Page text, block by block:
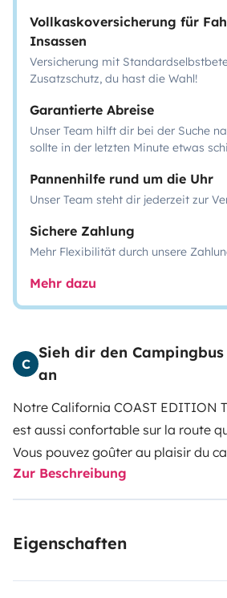
Vollkaskoversicherung für
Insassen
Versicherung mit
Zusatzschutz, du hast die Wahl!
Garantierte Abreise
Unser Team hilft dir bei der Suche
sollte in der letzten Minute etwas
Pannenhilfe rund um die Uhr
Unser Team steht dir jederzeit zur
Sichere Zahlung
Mehr Flexibilität durch unsere
Mehr dazu
C
Sieh dir den
an
Notre California COAST EDITION
est aussi confortable sur la route
Vous pouvez goûter au plaisir du
dans des spots incroyables. Parfait
accès parking souterrain lors des
Il permet d'y faire dormir 4
Zur Beschreibung
Eigenschaften